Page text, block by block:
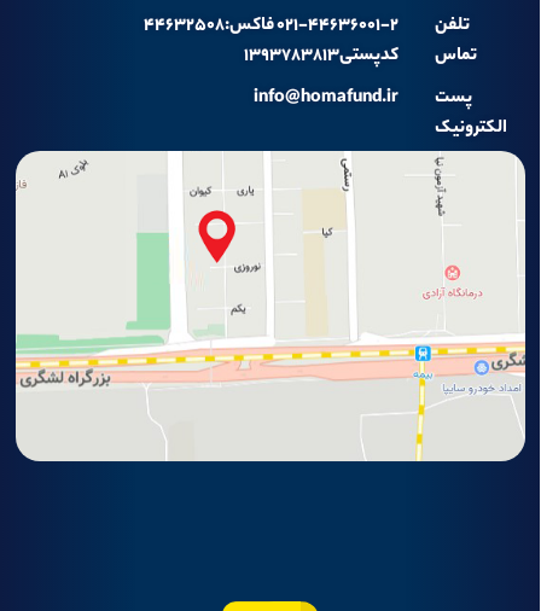
تلفن
تماس
۰۲۱-۴۴۶۳۶۰۰۱-۲ فاکس:۴۴۶۳۲۵۰۸
کدپستی۱۳۹۳۷۸۳۸۱۳
پست
الکترونیک
info@homafund.ir